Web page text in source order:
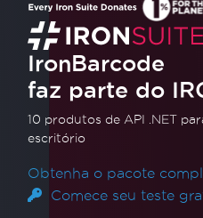
IronBarcode
faz parte do
10 produtos de API .NET
escritório
Obtenha o pacote
Comece seu teste